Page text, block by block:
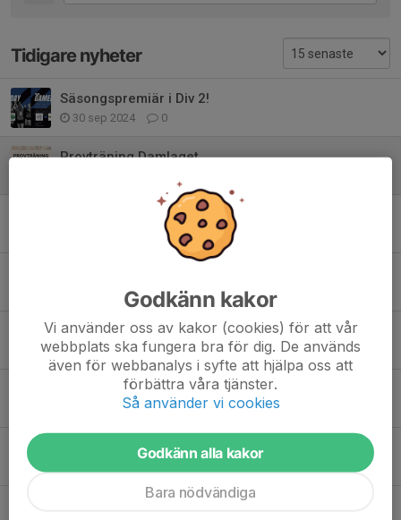
Tidigare nyheter
Säsongspremiär i Div 2!
30 sep 2024 0
Provträning Damlaget
24 maj 2024 0
Kal å Ada
7 maj 2024 0
Vinst i säsongens sista match!
17 mar 2024 0
Vinst mot serieledarna!
Godkänn kakor
Vi använder oss av kakor (cookies) för att vår
webbplats ska fungera bra för dig. De används
även för webbanalys i syfte att hjälpa oss att
förbättra våra tjänster.
Så använder vi cookies
Godkänn alla kakor
Bara nödvändiga